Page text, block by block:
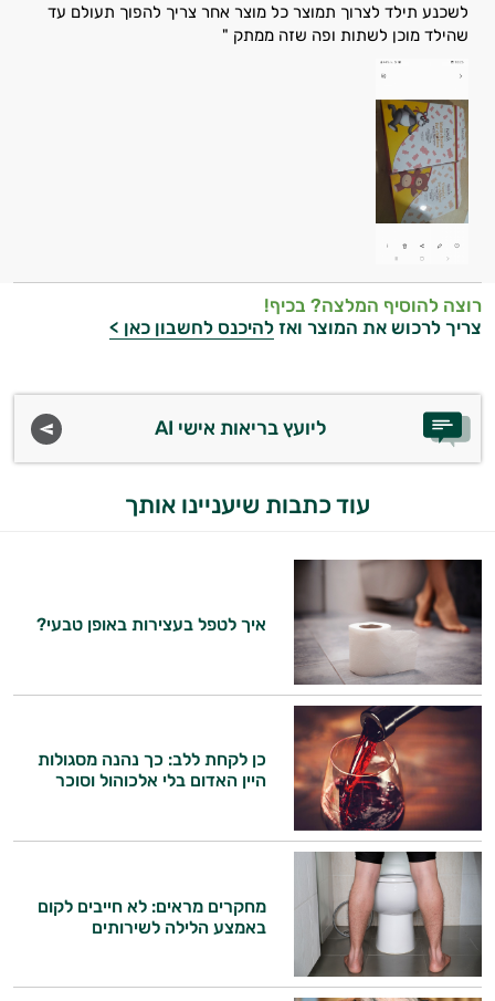
לשכנע תילד לצרוך תמוצר כל מוצר אחר צריך להפוך תעולם עד
שהילד מוכן לשתות ופה שזה ממתק "
רוצה להוסיף המלצה? בכיף!
צריך לרכוש את המוצר ואז להיכנס לחשבון כאן >
ליועץ בריאות אישי AI
עוד כתבות שיעניינו אותך
איך לטפל בעצירות באופן טבעי?
כן לקחת ללב: כך נהנה מסגולות
היין האדום בלי אלכוהול וסוכר
מחקרים מראים: לא חייבים לקום
באמצע הלילה לשירותים